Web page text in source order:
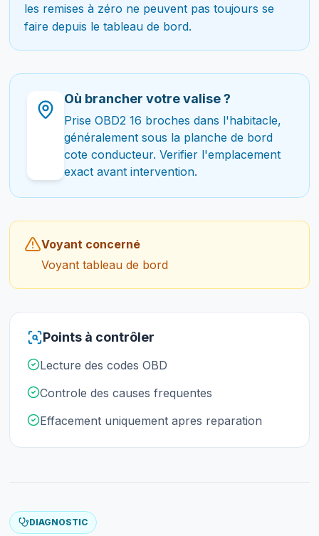
les remises à zéro ne peuvent pas toujours se
faire depuis le tableau de bord.
Où brancher votre valise ?
Prise OBD2 16 broches dans l'habitacle,
généralement sous la planche de bord
cote conducteur. Verifier l'emplacement
exact avant intervention.
Voyant concerné
Voyant tableau de bord
Points à contrôler
Lecture des codes OBD
Controle des causes frequentes
Effacement uniquement apres reparation
DIAGNOSTIC